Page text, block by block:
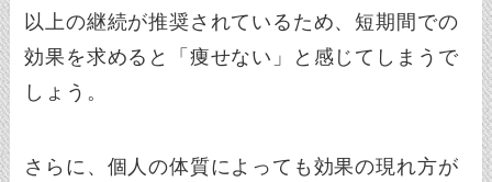
以上の継続が推奨されているため、短期間での
効果を求めると「痩せない」と感じてしまうで
しょう。
さらに、個人の体質によっても効果の現れ方が